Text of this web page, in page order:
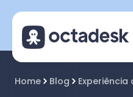
Home Blog Experiência